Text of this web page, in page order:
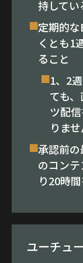
持してい
定期的
くとも1
ること
1、2
ても
ツ配
りませ
承認前
のコン
り20時
ユーチュ